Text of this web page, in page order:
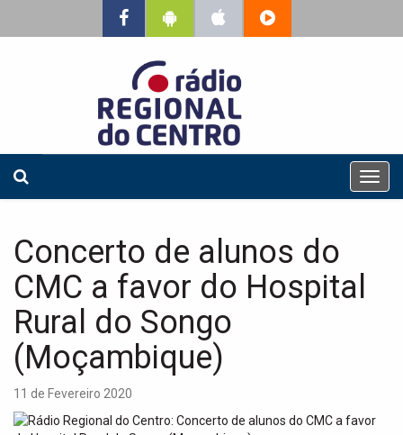
T
o
i
Concerto de alunos do
CMC a favor do Hospital
Rural do Songo
(Moçambique)
11 de Fevereiro 2020